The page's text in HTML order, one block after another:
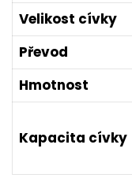
Velikost cívky
Převod
Hmotnost
Kapacita cívky